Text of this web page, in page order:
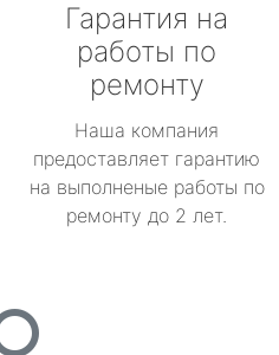
Гарантия на
работы по
ремонту
Наша компания
предоставляет гарантию
на выполненые работы по
ремонту до 2 лет.